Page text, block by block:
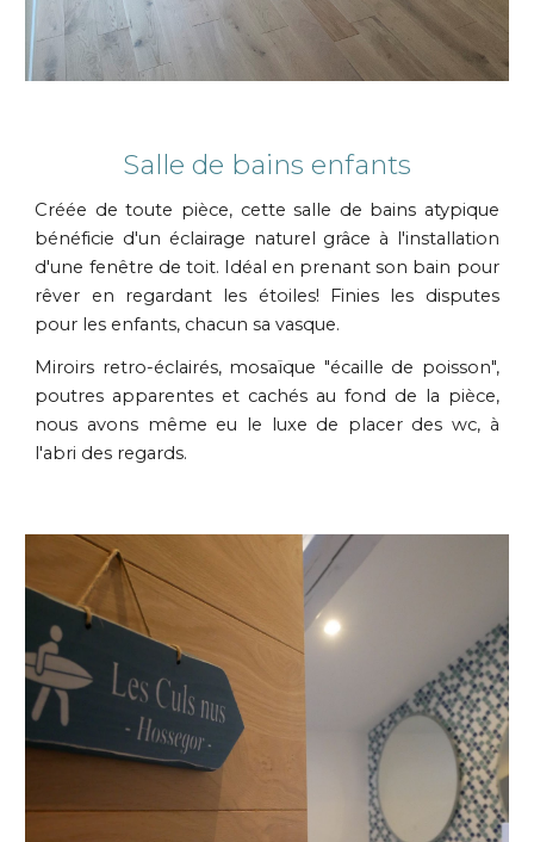
Salle de bains enfants
Créée de toute pièce, cette salle de bains atypique
bénéficie d'un éclairage naturel grâce à l'installation
d'une fenêtre de toit. Idéal en prenant son bain pour
rêver en regardant les étoiles! Finies les disputes
pour les enfants, chacun sa vasque.
Miroirs retro-éclairés, mosaïque "écaille de poisson",
poutres apparentes et cachés au fond de la pièce,
nous avons même eu le luxe de placer des wc, à
l'abri des regards.